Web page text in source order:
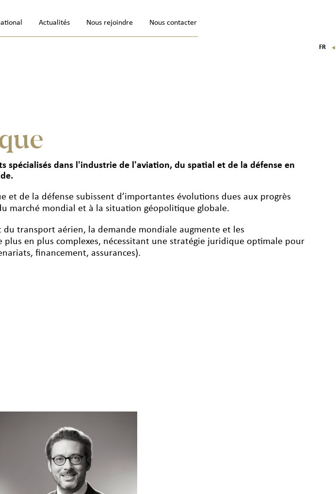
Actualités Nous rejoindre Nous contacter
FR ▼
spécialisés dans l'industrie de l'aviation, du spatial et de la défense en
et de la défense subissent d’importantes évolutions dues aux progrès
marché mondial et à la situation géopolitique globale.
du transport aérien, la demande mondiale augmente et les
en plus complexes, nécessitant une stratégie juridique optimale pour
financement, assurances).